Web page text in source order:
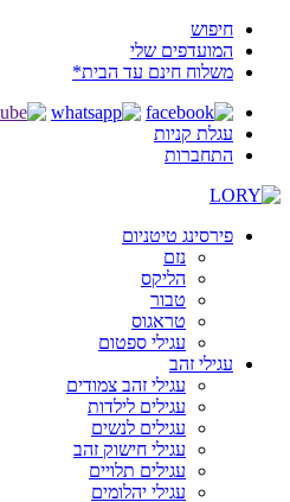
חיפוש
המועדפים שלי
משלוח חינם עד הבית*
עגלת קניות
התחברות
פירסינג טיטניום
נזם
הליקס
טבור
טראגוס
עגילי ספטום
עגילי זהב
עגילי זהב צמודים
עגילים לילדות
עגילים לנשים
עגילי חישוק זהב
עגילים תלויים
עגילי יהלומים